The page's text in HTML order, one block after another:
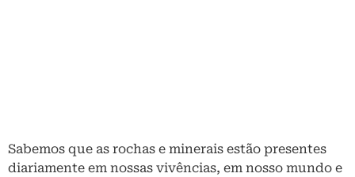
Sabemos que as rochas e minerais estão presentes
diariamente em nossas vivências, em nosso mundo e